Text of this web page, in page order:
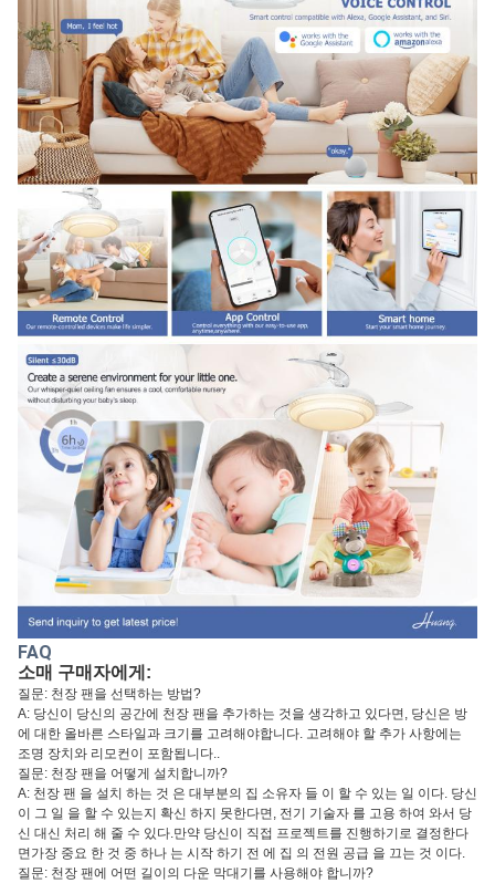
FAQ
소매 구매자에게:
질문: 천장 팬을 선택하는 방법?
A: 당신이 당신의 공간에 천장 팬을 추가하는 것을 생각하고 있다면, 당신은 방
에 대한 올바른 스타일과 크기를 고려해야합니다. 고려해야 할 추가 사항에는
조명 장치와 리모컨이 포함됩니다..
질문: 천장 팬을 어떻게 설치합니까?
A: 천장 팬 을 설치 하는 것 은 대부분의 집 소유자 들 이 할 수 있는 일 이다. 당신
이 그 일 을 할 수 있는지 확신 하지 못한다면, 전기 기술자 를 고용 하여 와서 당
신 대신 처리 해 줄 수 있다.만약 당신이 직접 프로젝트를 진행하기로 결정한다
면가장 중요 한 것 중 하나 는 시작 하기 전 에 집 의 전원 공급 을 끄는 것 이다.
질문: 천장 팬에 어떤 길이의 다운 막대기를 사용해야 합니까?